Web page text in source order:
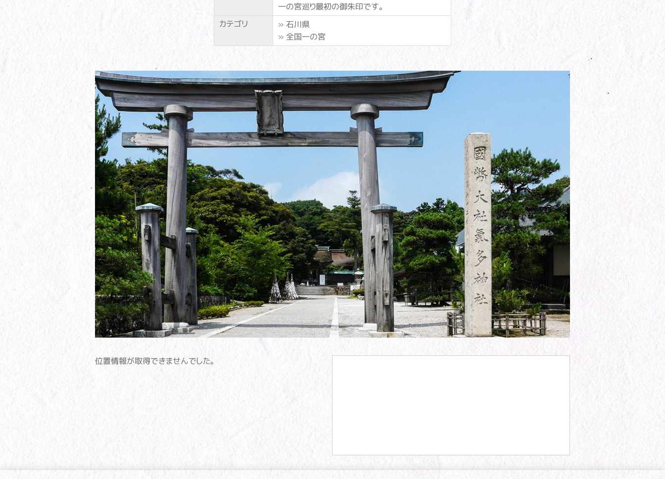
一の宮巡り最初の御朱印です。
カテゴリ »石川県
»全国一の宮
位置情報が取得できませんでした。